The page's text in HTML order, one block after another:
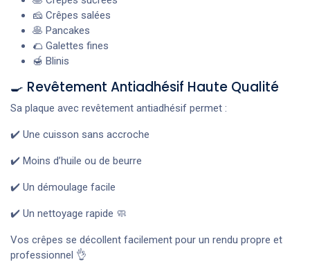
🧀 Crêpes salées
🥞 Pancakes
🌮 Galettes fines
🍯 Blinis
🍳 Revêtement Antiadhésif Haute Qualité
Sa plaque avec revêtement antiadhésif permet :
✔️ Une cuisson sans accroche
✔️ Moins d’huile ou de beurre
✔️ Un démoulage facile
✔️ Un nettoyage rapide 🧼
Vos crêpes se décollent facilement pour un rendu propre et
professionnel 👌